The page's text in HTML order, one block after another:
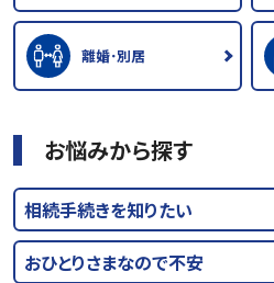
離婚･別居
お悩みから探す
相続手続きを知りたい
おひとりさまなので不安